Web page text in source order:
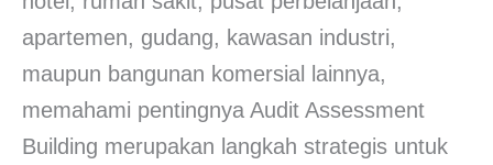
apartemen, gudang, kawasan industri,
maupun bangunan komersial lainnya,
memahami pentingnya Audit Assessment
Building merupakan langkah strategis untuk